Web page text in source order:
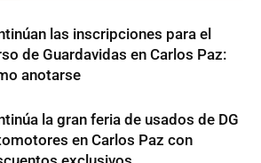
las inscripciones para el
de Guardavidas en Carlos Paz:
anotarse
la gran feria de usados de DG
en Carlos Paz con